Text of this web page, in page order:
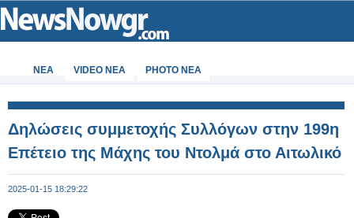
ΝΕΑ VIDEO NEA PHOTO NEA
Δηλώσεις συμμετοχής Συλλόγων στην 199η
Επέτειο της Μάχης του Ντολμά στο Αιτωλικό
2025-01-15 18:29:22